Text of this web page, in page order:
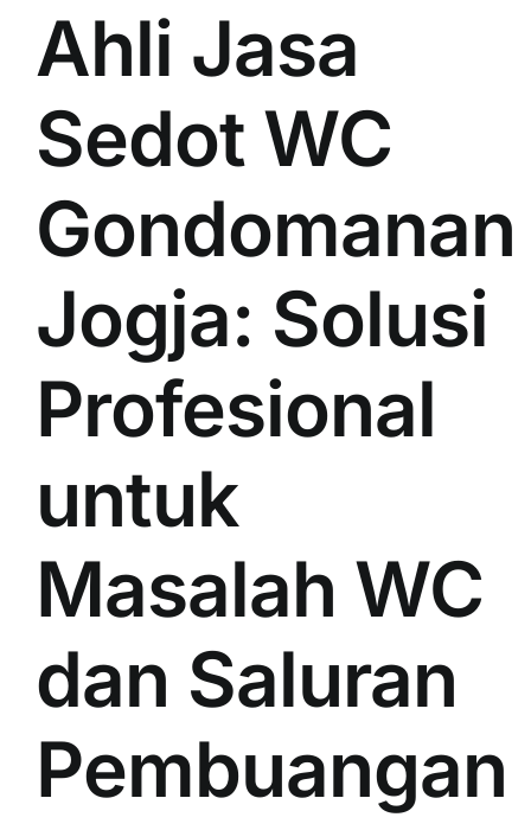
Ahli Jasa
Sedot WC
Gondomanan
Jogja: Solusi
Profesional
untuk
Masalah WC
dan Saluran
Pembuangan